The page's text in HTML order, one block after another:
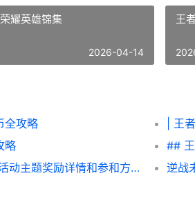
耀英雄锦集
2026-04-14
王
全攻略
| 王
略
##
逆战未来老兵十连抽活动主题奖励详情和参和方式 逆战老兵回归2021